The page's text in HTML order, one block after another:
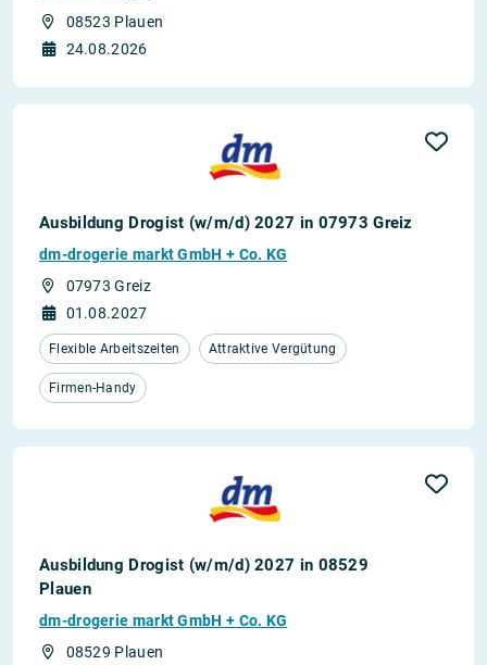
08523 Plauen
24.08.2026
Ausbildung Drogist (w/m/d) 2027 in 07973 Greiz
dm-drogerie markt GmbH + Co. KG
07973 Greiz
01.08.2027
Flexible Arbeitszeiten Attraktive Vergütung
Firmen-Handy
Ausbildung Drogist (w/m/d) 2027 in 08529
Plauen
dm-drogerie markt GmbH + Co. KG
08529 Plauen